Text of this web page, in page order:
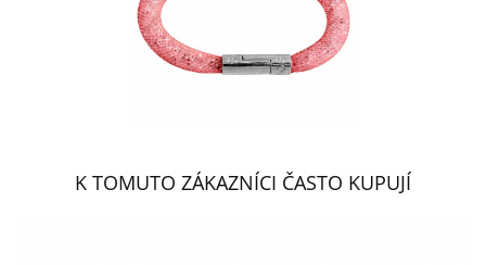
K TOMUTO ZÁKAZNÍCI ČASTO KUPUJÍ